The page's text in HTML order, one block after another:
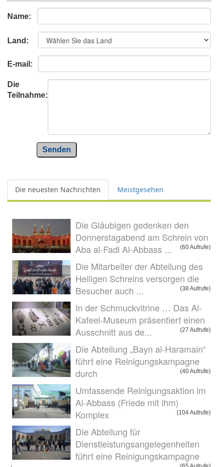
Name:
Land:
E-mail:
Die
Teilnahme:
Senden
Die neuesten Nachrichten Meistgesehen
Die Gläubigen gedenken den
Donnerstagabend am Schrein von
Aba al-Fadl Al-Abbass ...
(60 Aufrufe)
Die Mitarbeiter der Abteilung des
Heiligen Schreins versorgen die
Besucher auch ...
(38 Aufrufe)
In der Schmuckvitrine … Das Al-
Kafeel-Museum präsentiert einen
Ausschnitt aus de...
(27 Aufrufe)
Die Abteilung „Bayn al-Haramain“
führt eine Reinigungskampagne
durch
(40 Aufrufe)
Umfassende Reinigungsaktion im
Al-Abbass (Friede mit ihm)
Komplex
(104 Aufrufe)
Die Abteilung für
Dienstleistungsangelegenheiten
führt eine Reinigungskampagne